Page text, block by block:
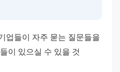
업들이 자주 묻는 질문들을
이 있으실 수 있을 것